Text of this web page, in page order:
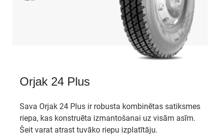
Orjak 24 Plus
Sava Orjak 24 Plus ir robusta kombinētas satiksmes
riepa, kas konstruēta izmantošanai uz visām asīm.
Šeit varat atrast tuvāko riepu izplatītāju.